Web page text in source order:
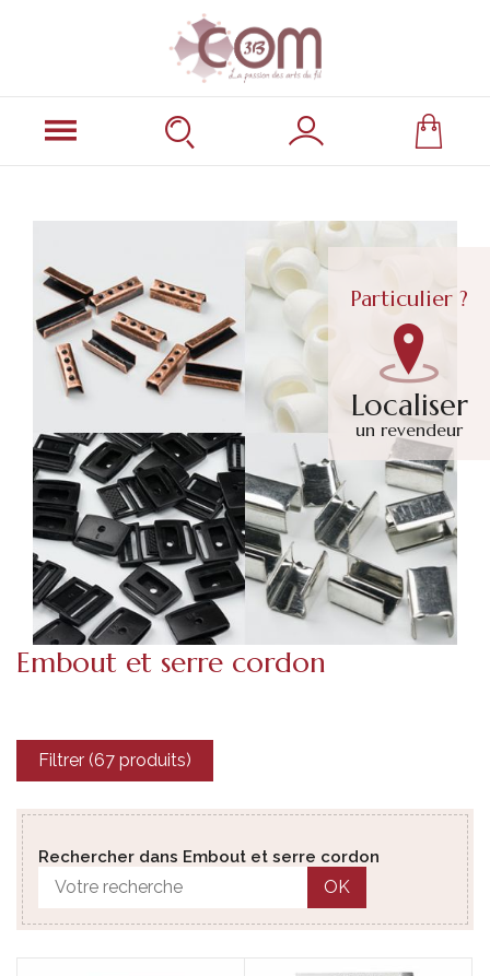
Particulier ?
Localiser
un revendeur
Embout et serre cordon
Filtrer (67 produits)
Rechercher dans Embout et serre cordon
OK